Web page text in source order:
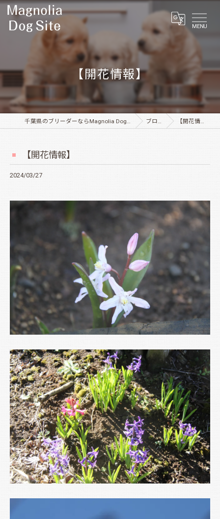
MENU
【開花情報】
千葉県のブリーダーならMagnolia Dog Site ブログ 【開花情報】
【開花情報】
2024/03/27